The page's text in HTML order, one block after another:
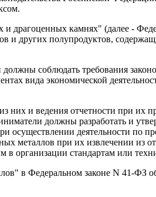
и драгоценных камнях" (далее -
и других полупродуктов,
соблюдать требования
вида экономической
и ведения отчетности при их
должны разработать и
деятельности по
металлов при их извлечении из
организации стандартам или
в Федеральном законе N 41-ФЗ